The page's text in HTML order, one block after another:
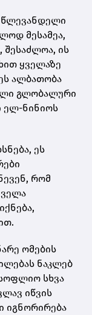
წლევანდელი
მესამეა,
შესაძლოა, ის
ყველაზე
ალბათობა
გლობალური
ელ-ნინიოს
ეს
რომ
ომების
ნაკლებ
სხვა
იწვის
იგნორირება